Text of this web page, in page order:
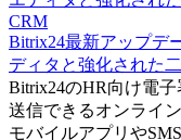
CRM
Bitrix24最新アップデ
ディタと強化された
Bitrix24のHR向け電
送信できるオンライ
モバイルアプリや